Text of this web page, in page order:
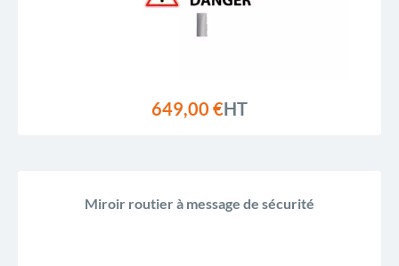
649,00 €HT
Miroir routier à message de sécurité